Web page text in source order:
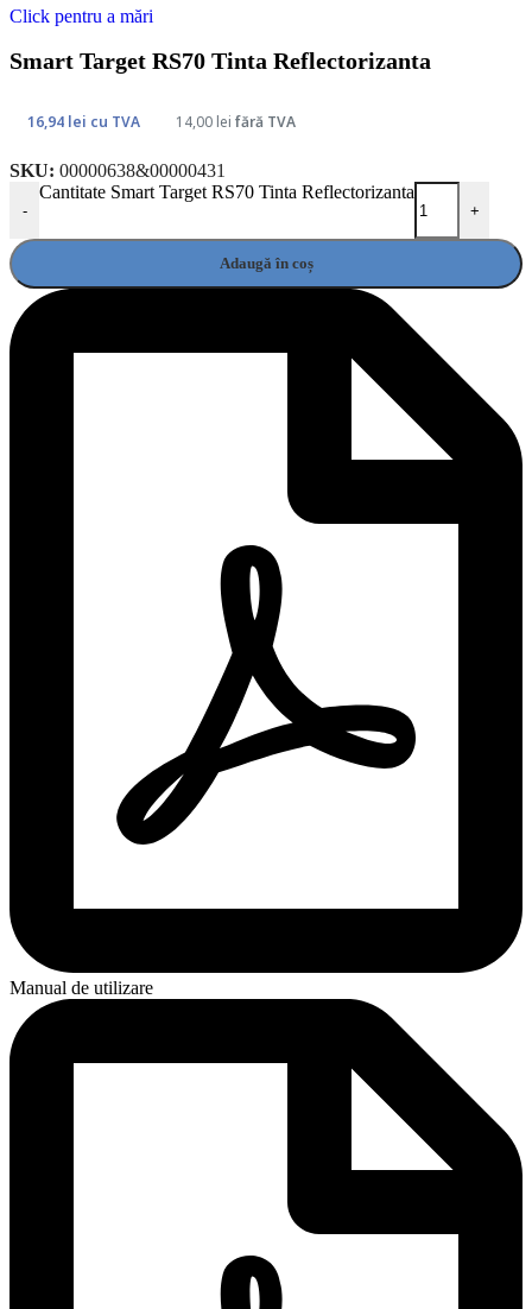
Click pentru a mări
Smart Target RS70 Tinta Reflectorizanta
14,00 lei fără TVA
16,94 lei cu TVA
SKU: 00000638&00000431
-
Cantitate Smart Target RS70 Tinta Reflectorizanta
+
Adaugă în coș
Manual de utilizare